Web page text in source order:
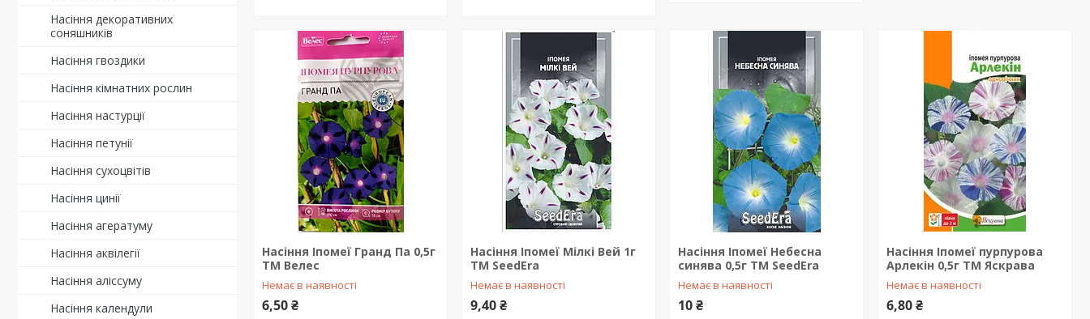
Насіння декоративних
соняшників
Насіння гвоздики
Насіння кімнатних рослин
Насіння настурції
Насіння петунії
Насіння сухоцвітів
Насіння цинії
Насіння агератуму
Насіння аквілегії
Насіння аліссуму
Насіння календули
Насіння Іпомеї Гранд Па 0,5г
ТМ Велес
Немає в наявності
6,50 ₴
Насіння Іпомеї Мілкі Вей 1г
ТМ SeedEra
Немає в наявності
9,40 ₴
Насіння Іпомеї Небесна
синява 0,5г ТМ SeedEra
Немає в наявності
10 ₴
Насіння Іпомеї пурпурова
Арлекін 0,5г ТМ Яскрава
Немає в наявності
6,80 ₴